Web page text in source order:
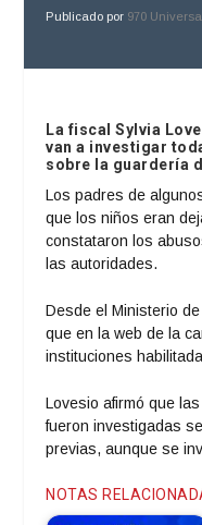
Publicado por 970
La fiscal Sylvia
van a investigar
sobre la guardería
Los padres de
que los niños eran
constataron los
las autoridades.
Desde el Ministerio
que en la web de la
instituciones
Lovesio afirmó que
fueron investigadas
previas, aunque se
NOTAS